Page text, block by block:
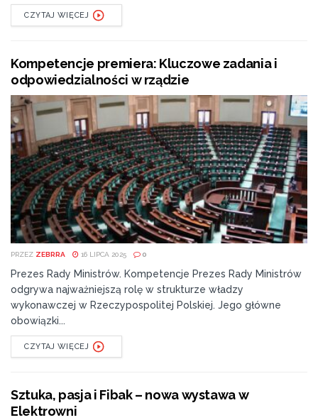
CZYTAJ WIĘCEJ
Kompetencje premiera: Kluczowe zadania i
odpowiedzialności w rządzie
PRZEZ ZEBRRA 16 LIPCA 2025 0
Prezes Rady Ministrów. Kompetencje Prezes Rady Ministrów
odgrywa najważniejszą rolę w strukturze władzy
wykonawczej w Rzeczypospolitej Polskiej. Jego główne
obowiązki...
CZYTAJ WIĘCEJ
Sztuka, pasja i Fibak – nowa wystawa w
Elektrowni